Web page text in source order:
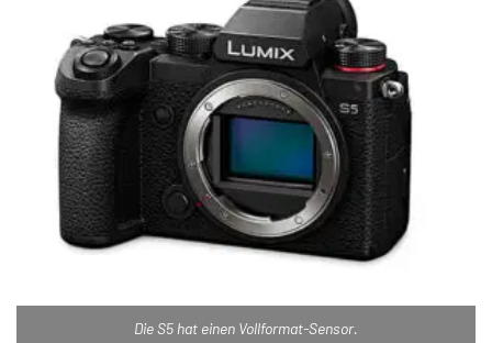
Die S5 hat einen Vollformat-Sensor.